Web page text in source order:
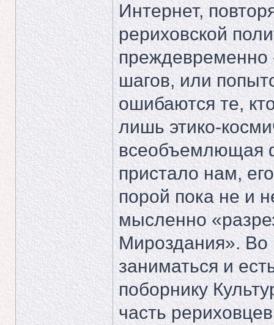
Интернет,
рериховской
шагов, или
ошибаются те,
лишь этико-
всеобъемлющая
пристало нам,
порой пока не и
мысленно
Мироздания». Во
заниматься и
поборнику
часть